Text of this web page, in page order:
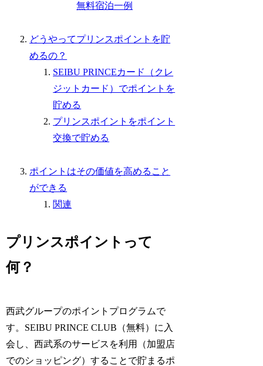
無料宿泊一例
どうやってプリンスポイントを貯
めるの？
SEIBU PRINCEカード（クレ
ジットカード）でポイントを
貯める
プリンスポイントをポイント
交換で貯める
ポイントはその価値を高めること
ができる
関連
プリンスポイントって
何？
西武グループのポイントプログラムで
す。SEIBU PRINCE CLUB（無料）に入
会し、西武系のサービスを利用（加盟店
でのショッピング）することで貯まるポ